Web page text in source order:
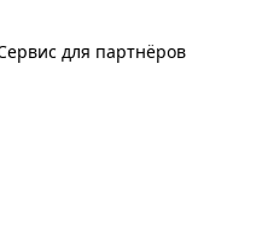
для партнёров